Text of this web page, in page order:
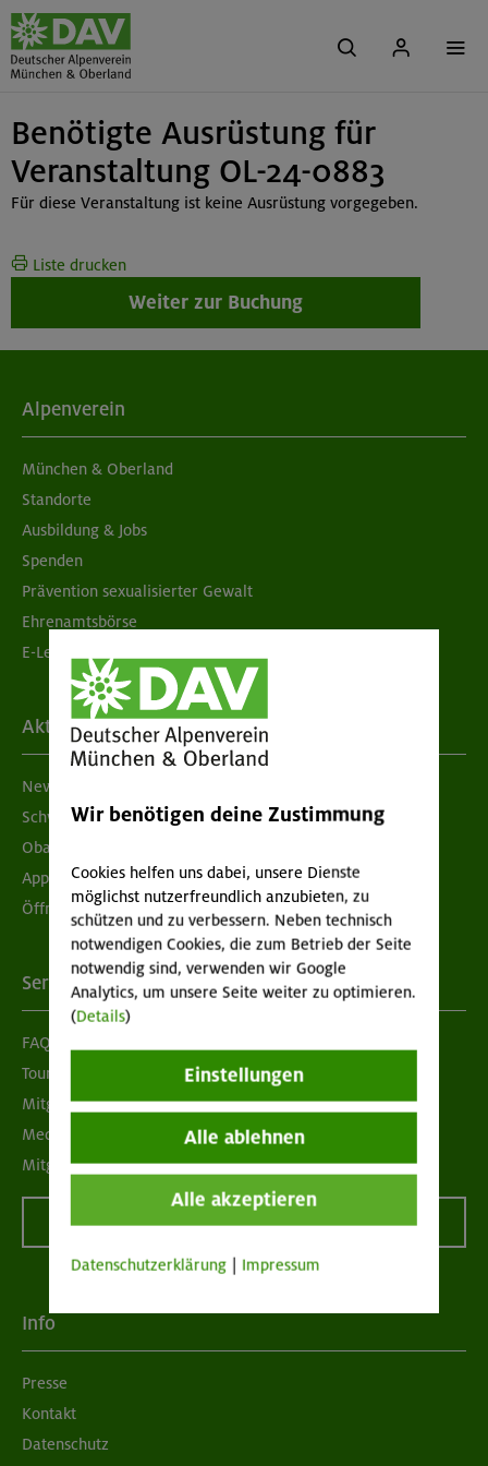
Benötigte Ausrüstung für
Veranstaltung OL-24-0883
Für diese Veranstaltung ist keine Ausrüstung vorgegeben.
Liste drucken
Weiter zur Buchung
Alpenverein
München & Oberland
Standorte
Ausbildung & Jobs
Spenden
Prävention sexualisierter Gewalt
Ehrenamtsbörse
E-Learning
Aktuelles
Newsletter
Schwarzes Brett
Obacht geben!
App "Mein DAV+"
Öffnungszeiten
Services
FAQ
Tour der Woche
Mitgliedermagazin alpinwelt
Mediadaten
Mitgliedschaft kündigen
Vertrag widerrufen
Info
Presse
Kontakt
Datenschutz
Wir benötigen deine Zustimmung
Cookies helfen uns dabei, unsere Dienste
möglichst nutzerfreundlich anzubieten, zu
schützen und zu verbessern. Neben technisch
notwendigen Cookies, die zum Betrieb der Seite
notwendig sind, verwenden wir Google
Analytics, um unsere Seite weiter zu optimieren.
(Details)
Einstellungen
Alle ablehnen
Alle akzeptieren
Datenschutzerklärung Impressum